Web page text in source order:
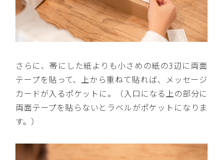
さらに、帯にした紙よりも小さめの紙の3辺に両面
テープを貼って、上から重ねて貼れば、メッセージ
カードが入るポケットに。（入口になる上の部分に
両面テープを貼らないとラベルがポケットになりま
す。）